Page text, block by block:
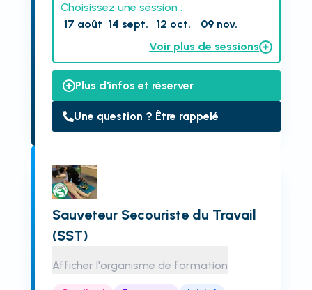
Choisissez une session :
17 août 14 sept. 12 oct.
09 nov.
Voir plus de sessions
Plus d'infos et réserver
Une question ? Être rappelé
Sauveteur Secouriste du Travail
(SST)
Afficher l'organisme de formation